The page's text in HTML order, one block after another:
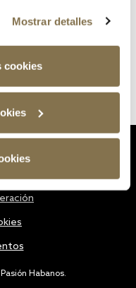
Mostrar detalles
cookies
Habanos.